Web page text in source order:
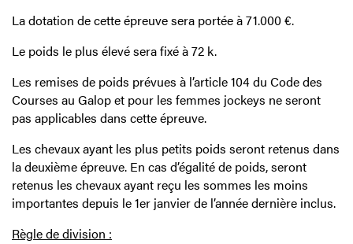
La dotation de cette épreuve sera portée à 71.000 €.
Le poids le plus élevé sera fixé à 72 k.
Les remises de poids prévues à l’article 104 du Code des
Courses au Galop et pour les femmes jockeys ne seront
pas applicables dans cette épreuve.
Les chevaux ayant les plus petits poids seront retenus dans
la deuxième épreuve. En cas d’égalité de poids, seront
retenus les chevaux ayant reçu les sommes les moins
importantes depuis le 1er janvier de l’année dernière inclus.
Règle de division :